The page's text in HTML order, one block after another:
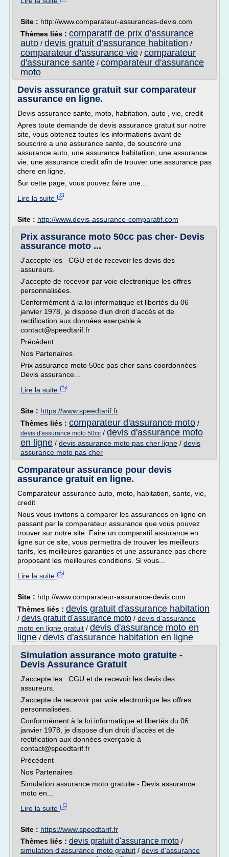
Site : http://www.comparateur-assurances-devis.com
Thèmes liés : comparatif de prix d'assurance
auto / devis gratuit d'assurance habitation /
comparateur d'assurance vie / comparateur
d'assurance sante / comparateur d'assurance
moto
Devis assurance gratuit sur comparateur
assurance en ligne.
Devis assurance sante, moto, habitation, auto , vie, credit
Apres toute demande de devis assurance gratuit sur notre
site, vous obtenez toutes les informations avant de
souscrire a une assurance sante, de souscrire une
assurance auto, une assurance habitatiion, une assurance
vie, une assurance credit afin de trouver une assurance pas
chere en ligne.
Sur cette page, vous pouvez faire une...
Lire la suite
Site : http://www.devis-assurance-comparatif.com
Prix assurance moto 50cc pas cher- Devis
assurance moto ...
J'accepte les CGU et de recevoir les devis des
assureurs.
J'accepte de recevoir par voie electronique les offres
personnalisées.
Conformément à la loi informatique et libertés du 06
janvier 1978, je dispose d'un droit d'accès et de
rectification aux données exerçable à
contact@speedtarif.fr
Précédent
Nos Partenaires
Prix assurance moto 50cc pas cher sans coordonnées-
Devis assurance...
Lire la suite
Site : https://www.speedtarif.fr
Thèmes liés : comparateur d'assurance moto /
devis d'assurance moto 50cc / devis d'assurance moto
en ligne / devis assurance moto pas cher ligne / devis
assurance moto pas cher
Comparateur assurance pour devis
assurance gratuit en ligne.
Comparateur assurance auto, moto, habitation, sante, vie,
credit
Nous vous invitons a comparer les assurances en ligne en
passant par le comparateur assurance que vous pouvez
trouver sur notre site. Faire un comparatif assurance en
ligne sur ce site, vous permettra de trouver les meilleurs
tarifs, les meilleures garanties et une assurance pas chere
proposant les meilleures conditions. Si vous...
Lire la suite
Site : http://www.comparateur-assurance-devis.com
Thèmes liés : devis gratuit d'assurance habitation
/ devis gratuit d'assurance moto / devis d'assurance
moto en ligne gratuit / devis d'assurance moto en
ligne / devis d'assurance habitation en ligne
Simulation assurance moto gratuite -
Devis Assurance Gratuit
J'accepte les CGU et de recevoir les devis des
assureurs.
J'accepte de recevoir par voie electronique les offres
personnalisées.
Conformément à la loi informatique et libertés du 06
janvier 1978, je dispose d'un droit d'accès et de
rectification aux données exerçable à
contact@speedtarif.fr
Précédent
Nos Partenaires
Simulation assurance moto gratuite - Devis assurance
moto en...
Lire la suite
Site : https://www.speedtarif.fr
Thèmes liés : devis gratuit d'assurance moto /
simulation d'assurance moto gratuit / devis d'assurance